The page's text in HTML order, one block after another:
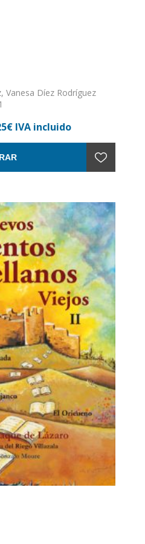
Vanesa Díez Rodríguez
IVA incluido